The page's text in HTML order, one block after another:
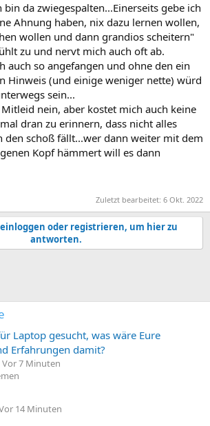
bin da zwiegespalten...Einerseits gebe ich
Ahnung haben, nix dazu lernen wollen,
wollen und dann grandios scheitern"
zu und nervt mich auch oft ab.
auch so angefangen und ohne den ein
Hinweis (und einige weniger nette) würd
sein...
nein, aber kostet mich auch keine
dran zu erinnern, dass nicht alles
den schoß fällt...wer dann weiter mit dem
Kopf hämmert will es dann
Zuletzt bearbeitet: 6 Okt. 2022
oder registrieren, um hier zu
antworten.
Laptop gesucht, was wäre Eure
Erfahrungen damit?
Vor 7 Minuten
14 Minuten